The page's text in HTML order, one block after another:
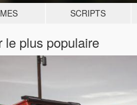
SCRIPTS
le plus populaire